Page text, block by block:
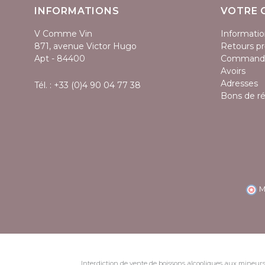
INFORMATIONS
V Comme Vin
871, avenue Victor Hugo
Apt - 84400
Tél. : +33 (0)4 90 04 77 38
VOTRE
Retours
Avoirs
Adresses
Bons de
Interdiction de vente de boissons alcooliques aux